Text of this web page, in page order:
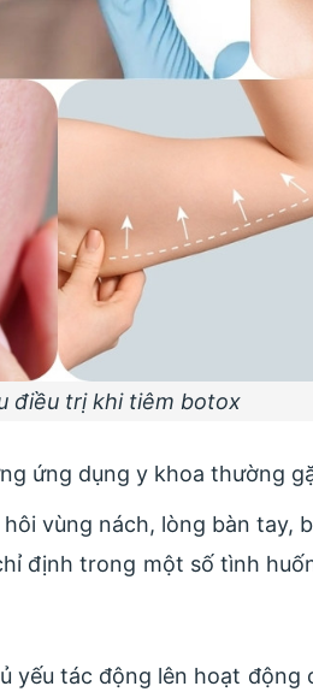
điều trị khi tiêm botox
ứng dụng y khoa thường
vùng nách, lòng bàn tay,
định trong một số tình
tác động lên hoạt động